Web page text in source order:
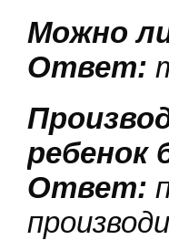
Можно
Ответ:
ребенок
Ответ: